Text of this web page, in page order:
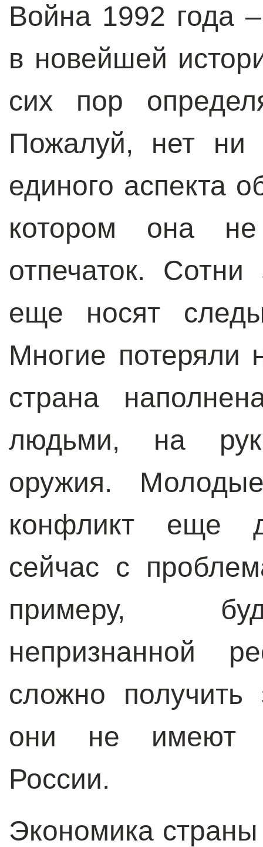
Война 1992 года
в новейшей
сих пор
Пожалуй, нет ни
единого аспекта
котором она
отпечаток.
еще носят
Многие потеряли
страна
людьми, на
оружия.
конфликт еще
сейчас с
примеру,
непризнанной
сложно получить
они не имеют
России.
Экономика